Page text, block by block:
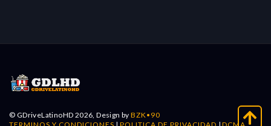
© GDriveLatinoHD 2026, Design byBZK•90